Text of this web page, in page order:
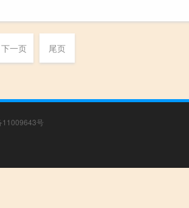
下一页 尾页
11009643号